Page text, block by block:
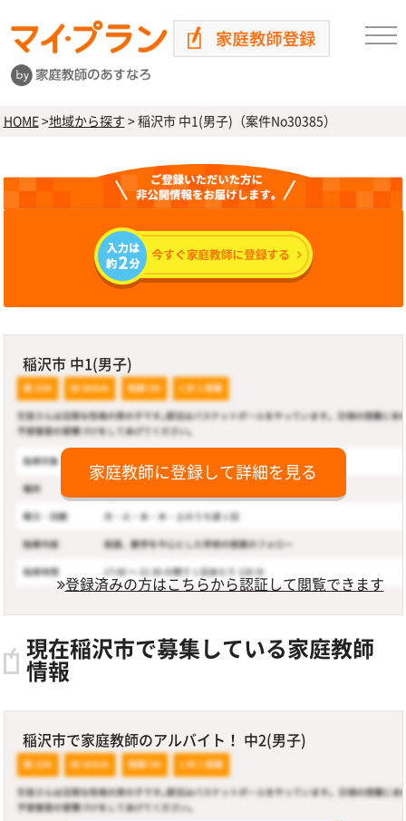
HOME>地域から探す >稲沢市 中1(男子)（案件No30385）
稲沢市 中1(男子)
家庭教師に登録して詳細を見る
登録済みの方はこちらから認証して閲覧できます
現在稲沢市で募集している家庭教師
情報
稲沢市で家庭教師のアルバイト！ 中2(男子)